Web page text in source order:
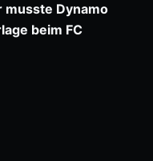
Dynamo
beim FC